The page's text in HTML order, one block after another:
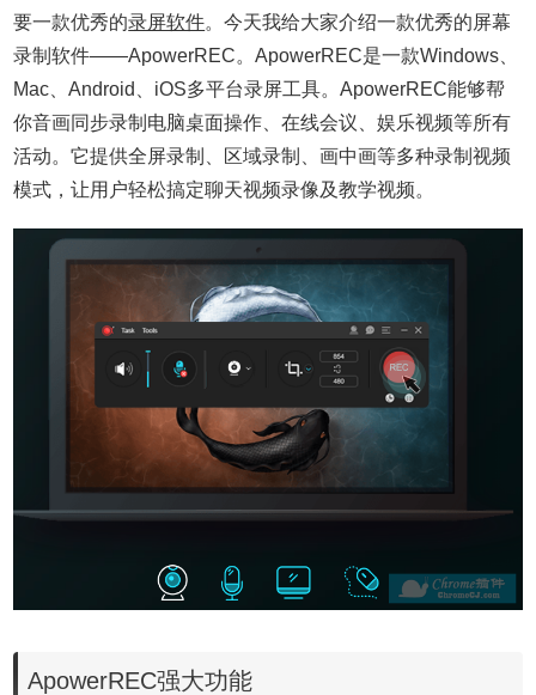
要一款优秀的录屏软件。今天我给大家介绍一款优秀的屏幕
录制软件——ApowerREC。ApowerREC是一款Windows、
Mac、Android、iOS多平台录屏工具。ApowerREC能够帮
你音画同步录制电脑桌面操作、在线会议、娱乐视频等所有
活动。它提供全屏录制、区域录制、画中画等多种录制视频
模式，让用户轻松搞定聊天视频录像及教学视频。
ApowerREC强大功能